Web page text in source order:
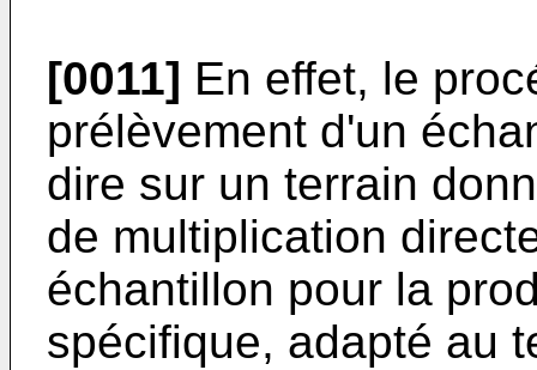
[0011] En effet, le
prélèvement d'un
dire sur un terrain
de multiplication
échantillon pour la
spécifique, adapté au